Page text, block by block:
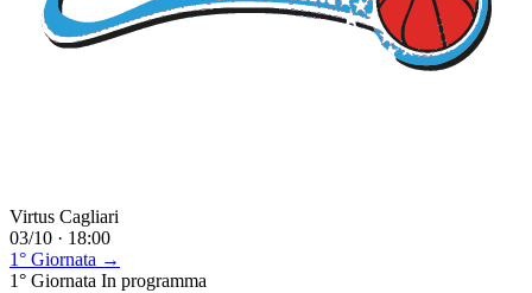
Virtus Cagliari
03/10 · 18:00
1° Giornata →
1° Giornata In programma